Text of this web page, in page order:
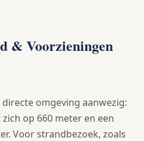
& Voorzieningen
omgeving aanwezig:
op 660 meter en een
Voor strandbezoek, zoals